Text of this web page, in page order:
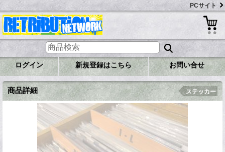
PCサイト
ログイン 新規登録はこちら お問い合せ
商品詳細 ステッカー